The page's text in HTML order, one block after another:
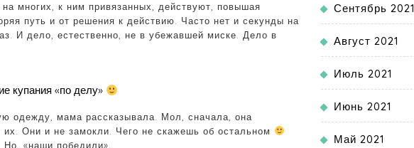
многих, к ним привязанных, действуют, повышая
путь и от решения к действию. Часто нет и секунды на
И дело, естественно, не в убежавшей миске. Дело в
купания «по делу»
одежду, мама рассказывала. Мол, сначала, она
Они и не замокли. Чего не скажешь об остальном
«наши победили».
Сентябрь 2021
Август 2021
Июль 2021
Июнь 2021
Май 2021